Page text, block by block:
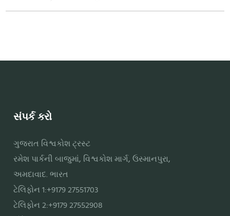
સંપર્ક કરો
ગુજરાત વિશ્વકોશ ટ્રસ્ટ
રમેશ પાર્કની બાજુમાં, વિશ્વકોશ માર્ગ, ઉસ્માનપુરા,
અમદાવાદ. ભારત
ટેલિફોન 1:+9179 27551703
ટેલિફોન 2:+9179 27552908